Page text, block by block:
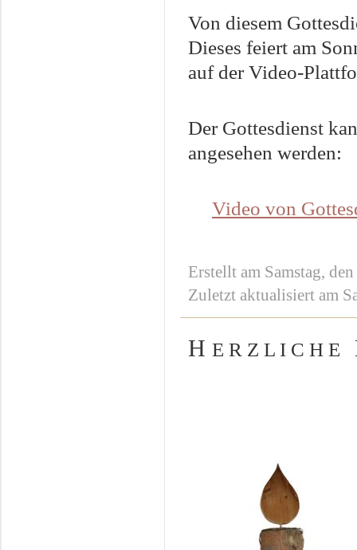
Von diesem
Dieses feiert am
auf der Video-
Der Gottesdienst
angesehen werden:
Video von
Erstellt am Samstag,
Zuletzt aktualisiert am
H E R Z L I C H E